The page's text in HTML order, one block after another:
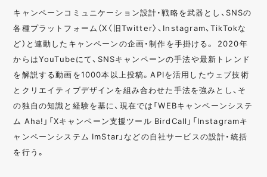
キャンペーンコミュニケーション設計・戦略を武器とし、SNSの
各種プラットフォーム（X〈旧Twitter〉、Instagram、TikTokな
ど）と連動したキャンペーンの企画・制作を手掛ける。 2020年
からはYouTubeにて、SNSキャンペーンの手法や最新トレンド
を解説する動画を1000本以上投稿。APIを活用したウェブ技術
とクリエイティブデザインを組み合わせた手法を強みとし、そ
の独自の知識と経験を基に、現在では「WEBキャンペーンシステ
ム Aha!」「Xキャンペーン支援ツール BirdCall」「Instagramキ
ャンペーンシステム ImStar」などの自社サービスの設計・統括
を行う。